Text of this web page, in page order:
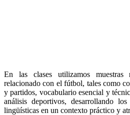
En las clases utilizamos muestras
relacionado con el fútbol, tales como
y partidos, vocabulario esencial y
análisis deportivos, desarrollando los
lingüísticas en un contexto práctico y